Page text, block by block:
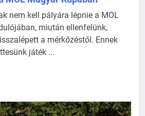
nem kell pályára lépnie a MOL
miután ellenfelünk,
a mérkőzéstől. Ennek
játék ...